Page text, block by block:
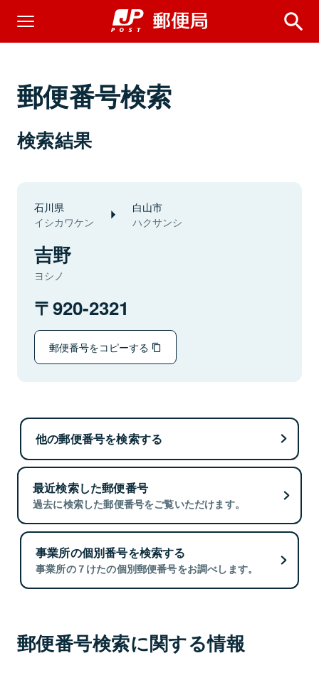
郵便番号検索
検索結果
石川県
イシカワケン
白山市
ハクサンシ
吉野
ヨシノ
920-2321
郵便番号をコピーする
他の郵便番号を検索する
最近検索した郵便番号
過去に検索した郵便番号をご覧いただけます。
事業所の個別番号を検索する
事業所の７けたの個別郵便番号をお調べします。
郵便番号検索に関する情報